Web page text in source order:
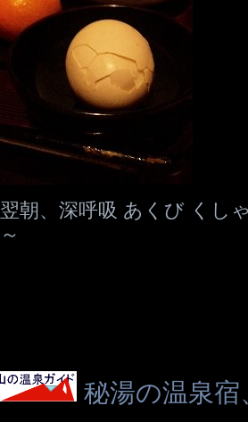
翌朝、深呼吸 あくび くし
～
秘湯の温泉